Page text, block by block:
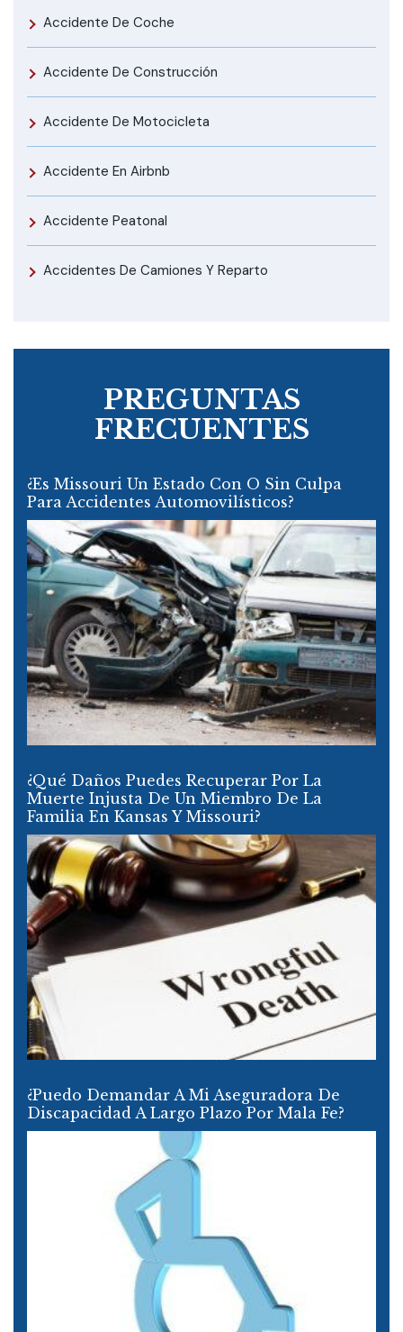
Accidente De Coche
Accidente De Construcción
Accidente De Motocicleta
Accidente En Airbnb
Accidente Peatonal
Accidentes De Camiones Y Reparto
PREGUNTAS
FRECUENTES
¿Es Missouri Un Estado Con O Sin Culpa
Para Accidentes Automovilísticos?
¿Qué Daños Puedes Recuperar Por La
Muerte Injusta De Un Miembro De La
Familia En Kansas Y Missouri?
¿Puedo Demandar A Mi Aseguradora De
Discapacidad A Largo Plazo Por Mala Fe?